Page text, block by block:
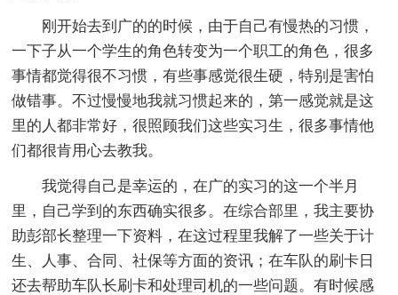
刚开始去到广的的时候，由于自己有慢热的习惯，
一下子从一个学生的角色转变为一个职工的角色，很多
事情都觉得很不习惯，有些事感觉很生硬，特别是害怕
做错事。不过慢慢地我就习惯起来的，第一感觉就是这
里的人都非常好，很照顾我们这些实习生，很多事情他
们都很肯用心去教我。
我觉得自己是幸运的，在广的实习的这一个半月
里，自己学到的东西确实很多。在综合部里，我主要协
助彭部长整理一下资料，在这过程里我解了一些关于计
生、人事、合同、社保等方面的资讯；在车队的刷卡日
还去帮助车队长刷卡和处理司机的一些问题。有时候感